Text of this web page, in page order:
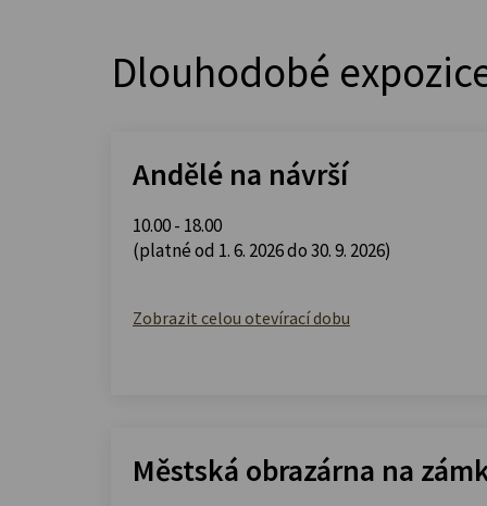
Dlouhodobé
Andělé na návrší
10.00 - 18.00
(platné od 1. 6. 2026 do 30. 9. 2026)
Zobrazit celou otevírací dobu
Městská obrazárna na